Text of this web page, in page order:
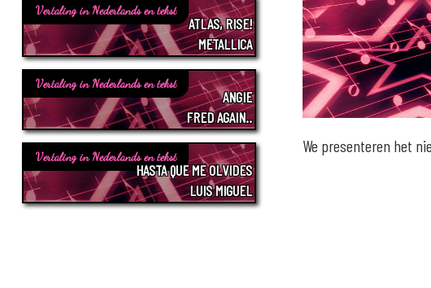
We presenteren het
Vertaling in Nederlands en tekst
ATLAS, RISE!
METALLICA
Vertaling in Nederlands en tekst
ANGIE
FRED AGAIN..
Vertaling in Nederlands en tekst
HASTA QUE ME OLVIDES
LUIS MIGUEL